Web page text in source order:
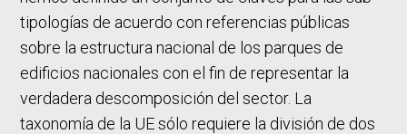
tipologías de acuerdo con referencias públicas
sobre la estructura nacional de los parques de
edificios nacionales con el fin de representar la
verdadera descomposición del sector. La
taxonomía de la UE sólo requiere la división de dos